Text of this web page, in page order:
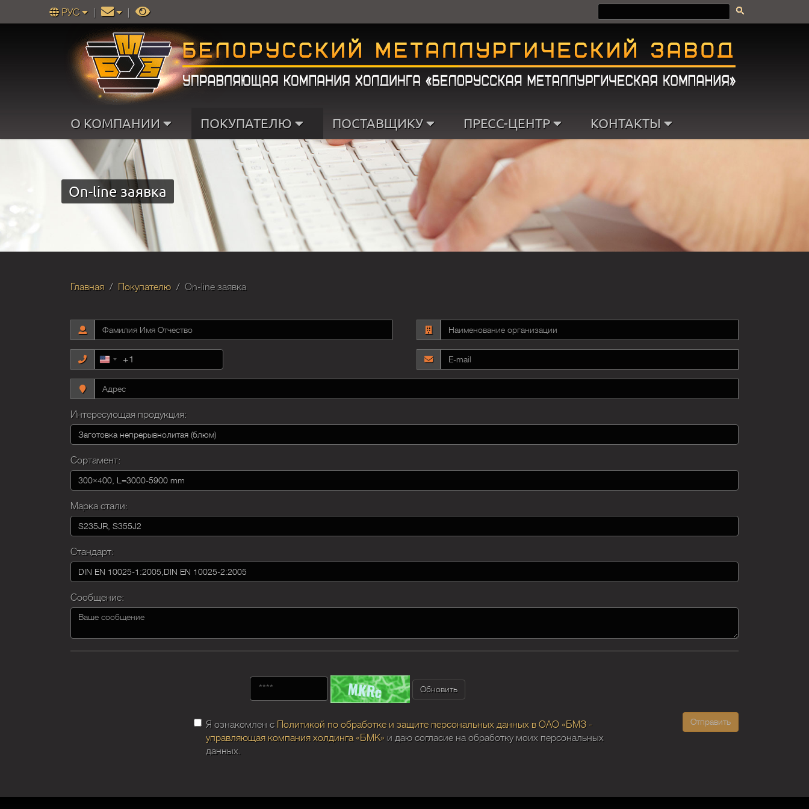
РУС
О КОМПАНИИ ПОКУПАТЕЛЮ ПОСТАВЩИКУ ПРЕСС-ЦЕНТР КОНТАКТЫ
On-line заявка
Главная Покупателю On-line заявка
United
+1
+1
Интересующая продукция:
Сортамент:
Марка стали:
Стандарт:
Сообщение:
Обновить
Я ознакомлен с Политикой по обработке и защите персональных данных в ОАО «БМЗ -
управляющая компания холдинга «БМК» и даю согласие на обработку моих персональных
данных.
Отправить